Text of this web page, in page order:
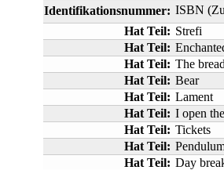
Identifikationsnummer: ISBN
Hat Teil: Strefi
Hat Teil:
Hat Teil: The
Hat Teil: Bear
Hat Teil: Lament
Hat Teil: I open
Hat Teil: Tickets
Hat Teil:
Hat Teil: Day